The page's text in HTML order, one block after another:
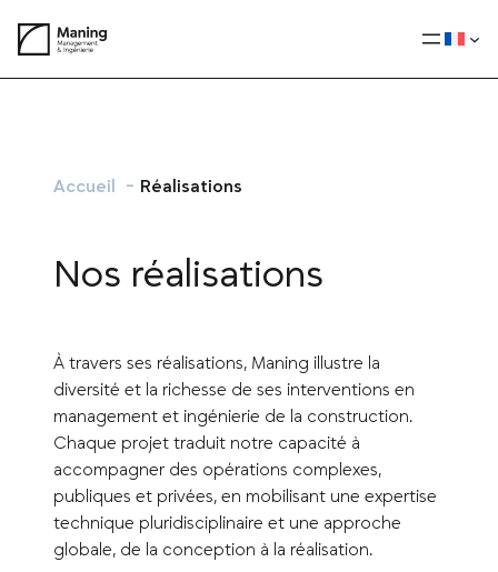
Accueil Réalisations
Nos réalisations
À travers ses réalisations, Maning illustre la
diversité et la richesse de ses interventions en
management et ingénierie de la construction.
Chaque projet traduit notre capacité à
accompagner des opérations complexes,
publiques et privées, en mobilisant une expertise
technique pluridisciplinaire et une approche
globale, de la conception à la réalisation.